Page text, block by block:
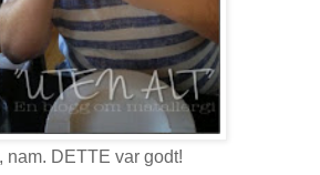
nam. DETTE var godt!